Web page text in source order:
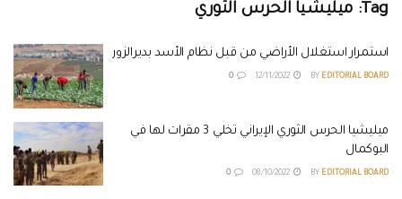
Tag: ميليشيا الحرس الثوري
استمرار استغلال الأراضي من قبل نظام الأسد بديرالزور
BY EDITORIAL BOARD
ميليشيا الحرس الثوري الإيراني تخلي 3 مقرات لها في
البوكمال
BY EDITORIAL BOARD